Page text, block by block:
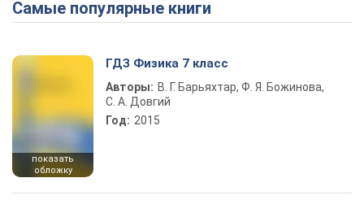
Самые популярные книги
показать
обложку
ГДЗ Физика 7 класс
Авторы: В. Г. Барьяхтар, Ф. Я. Божинова,
С. А. Довгий
Год: 2015